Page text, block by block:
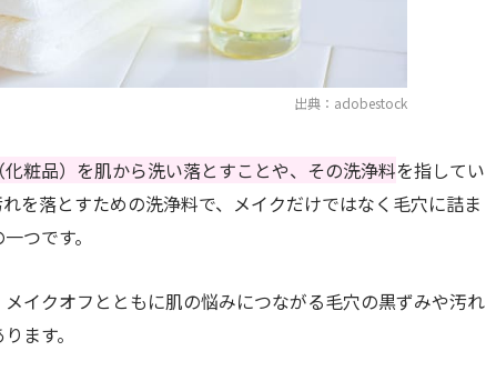
出典：adobestock
化粧品）を肌から洗い落とすことや、その洗浄料を指してい
を落とすための洗浄料で、メイクだけではなく毛穴に詰ま
つです。
イクオフとともに肌の悩みにつながる毛穴の黒ずみや汚れ
ます。